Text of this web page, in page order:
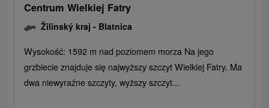
Centrum Wielkiej Fatry
Žilinský kraj - Blatnica
Wysokość: 1592 m nad poziomem morza Na jego
grzbiecie znajduje się najwyższy szczyt Wielkiej Fatry. Ma
dwa niewyraźne szczyty, wyższy szczyt...